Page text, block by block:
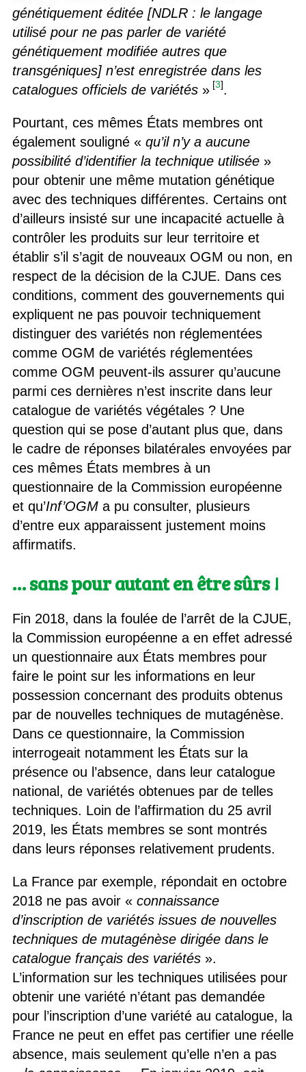
génétiquement éditée [NDLR : le langage
utilisé pour ne pas parler de variété
génétiquement modifiée autres que
transgéniques] n’est enregistrée dans les
catalogues officiels de variétés» [3].
Pourtant, ces mêmes États membres ont
également souligné « qu’il n’y a aucune
possibilité d’identifier la technique utilisée»
pour obtenir une même mutation génétique
avec des techniques différentes. Certains ont
d’ailleurs insisté sur une incapacité actuelle à
contrôler les produits sur leur territoire et
établir s’il s’agit de nouveaux OGM ou non, en
respect de la décision de la CJUE. Dans ces
conditions, comment des gouvernements qui
expliquent ne pas pouvoir techniquement
distinguer des variétés non réglementées
comme OGM de variétés réglementées
comme OGM peuvent-ils assurer qu’aucune
parmi ces dernières n’est inscrite dans leur
catalogue de variétés végétales ? Une
question qui se pose d’autant plus que, dans
le cadre de réponses bilatérales envoyées par
ces mêmes États membres à un
questionnaire de la Commission européenne
et qu’Inf’OGMa pu consulter, plusieurs
d’entre eux apparaissent justement moins
affirmatifs.
… sans pour autant en être sûrs !
Fin 2018, dans la foulée de l’arrêt de la CJUE,
la Commission européenne a en effet adressé
un questionnaire aux États membres pour
faire le point sur les informations en leur
possession concernant des produits obtenus
par de nouvelles techniques de mutagénèse.
Dans ce questionnaire, la Commission
interrogeait notamment les États sur la
présence ou l’absence, dans leur catalogue
national, de variétés obtenues par de telles
techniques. Loin de l’affirmation du 25 avril
2019, les États membres se sont montrés
dans leurs réponses relativement prudents.
La France par exemple, répondait en octobre
2018 ne pas avoir « connaissance
d’inscription de variétés issues de nouvelles
techniques de mutagénèse dirigée dans le
catalogue français des variétés».
L’information sur les techniques utilisées pour
obtenir une variété n’étant pas demandée
pour l’inscription d’une variété au catalogue, la
France ne peut en effet pas certifier une réelle
absence, mais seulement qu’elle n’en a pas